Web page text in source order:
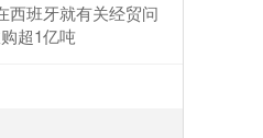
西班牙就有关经贸问
超1亿吨